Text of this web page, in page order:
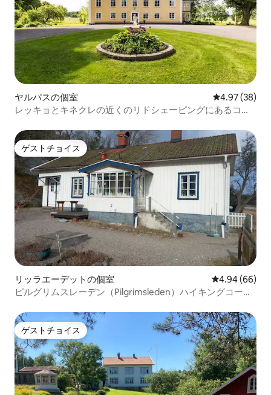
ヤルパスの個室 レビュー38
4.97 (38)
レッキョとキネクレの近くのリドシェーピングにあるコル
ゲストチョイス
ゲストチョイス
リッラエーデットの個室 レビュー66件
4.94 (66)
ピルグリムスレーデン（Pilgrimsleden）ハイキングコース
ゲストチョイス
ゲストチョイス